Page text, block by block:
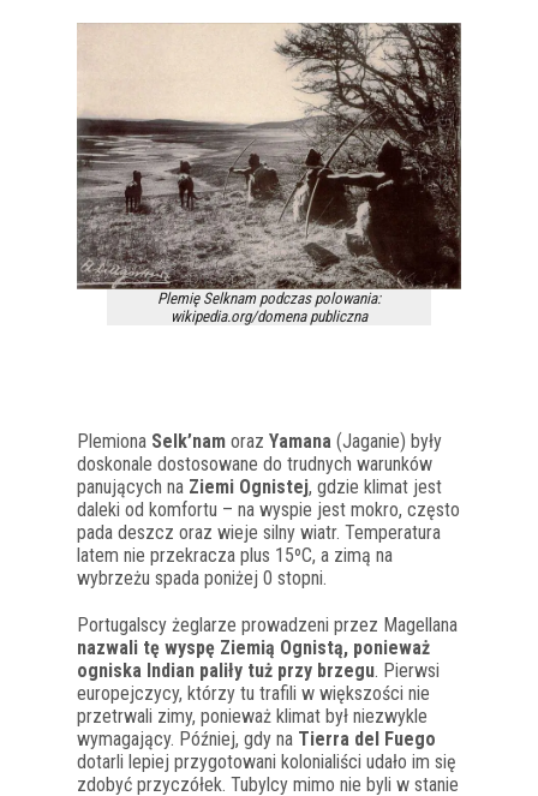
Plemię Selknam podczas polowania:
wikipedia.org/domena publiczna
Plemiona Selk’nam oraz Yamana (Jaganie) były
doskonale dostosowane do trudnych warunków
panujących na Ziemi Ognistej, gdzie klimat jest
daleki od komfortu – na wyspie jest mokro, często
pada deszcz oraz wieje silny wiatr. Temperatura
latem nie przekracza plus 15ºС, a zimą na
wybrzeżu spada poniżej 0 stopni.
Portugalscy żeglarze prowadzeni przez Magellana
nazwali tę wyspę Ziemią Ognistą, ponieważ
ogniska Indian paliły tuż przy brzegu. Pierwsi
europejczycy, którzy tu trafili w większości nie
przetrwali zimy, ponieważ klimat był niezwykle
wymagający. Później, gdy na Tierra del Fuego
dotarli lepiej przygotowani kolonialiści udało im się
zdobyć przyczółek. Tubylcy mimo nie byli w stanie